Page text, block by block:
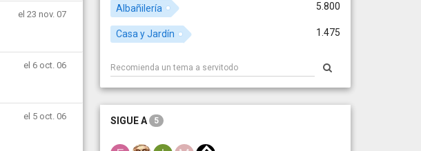
el 23 nov. 07
el 6 oct. 06
el 5 oct. 06
5.800
Albañilería
1.475
Casa y Jardín
SIGUE A 5